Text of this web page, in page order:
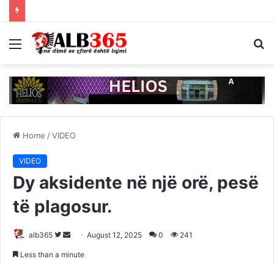
Menu
Home /VIDEO
VIDEO
Dy aksidente në një orë, pesë
të plagosur.
alb365
Follow
Send August 12, 2025 0 241
Less than a minute